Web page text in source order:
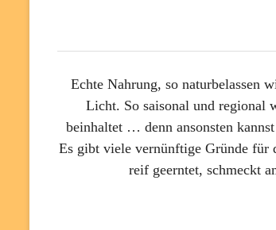
Echte Nahrung, so naturbelassen
Licht. So saisonal und regional
beinhaltet … denn ansonsten
Es gibt viele vernünftige Gründe für
reif geerntet, schmeckt